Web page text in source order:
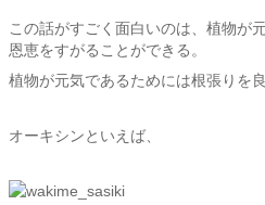
この話がすごく面白いのは、植物が
恩恵をすがることができる。
植物が元気であるためには根張りを
オーキシンといえば、